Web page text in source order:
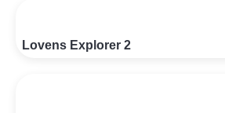
Lovens Explorer 2